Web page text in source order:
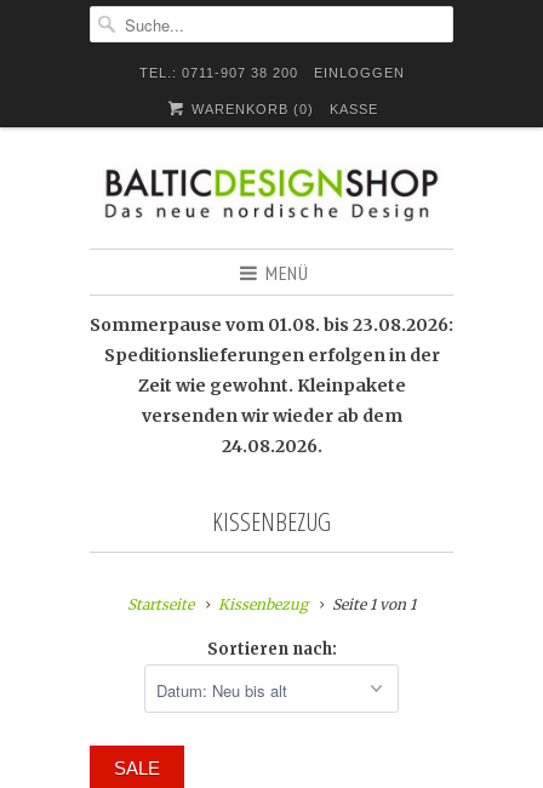
TEL.: 0711-907 38 200 EINLOGGEN
WARENKORB (0) KASSE
MENÜ
Sommerpause vom 01.08. bis 23.08.2026:
Speditionslieferungen erfolgen in der
Zeit wie gewohnt. Kleinpakete
versenden wir wieder ab dem
24.08.2026.
KISSENBEZUG
Startseite Kissenbezug Seite 1 von 1
Sortieren nach:
SALE